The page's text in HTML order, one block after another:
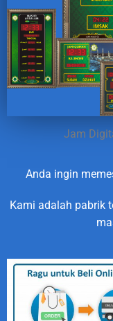
Jam
Anda ingin
Kami adalah pabrik